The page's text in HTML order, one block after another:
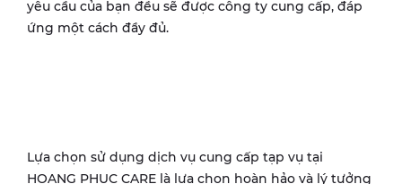
yêu cầu của bạn đều sẽ được công ty cung cấp, đáp
ứng một cách đầy đủ.
Lựa chọn sử dụng dịch vụ cung cấp tạp vụ tại
HOANG PHUC CARE là lựa chọn hoàn hảo và lý tưởng